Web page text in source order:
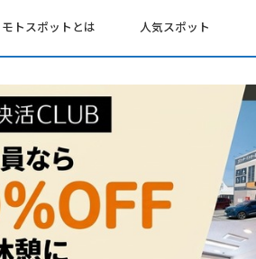
モトスポットとは 人気スポット